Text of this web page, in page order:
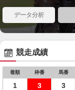
データ分析
競走成績
着順 枠番 馬番
1 3 3